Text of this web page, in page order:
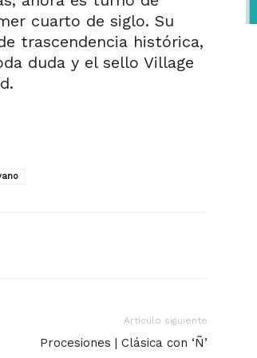
cuarto de siglo. Su
trascendencia histórica,
duda y el sello Village
Artículo siguiente
Procesiones | Clásica con ‘Ñ’